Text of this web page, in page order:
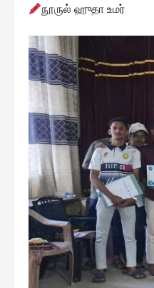
நூருல் ஹுதா உமர்